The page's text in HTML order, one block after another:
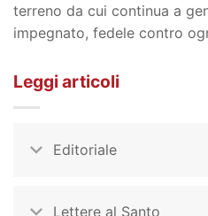
terreno da cui continua a
impegnato, fedele contro
Leggi articoli
Editoriale
Lettere al Santo